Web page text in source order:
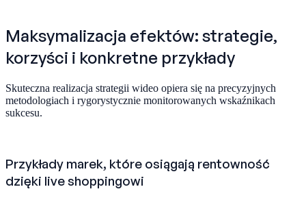
Maksymalizacja efektów: strategie,
korzyści i konkretne przykłady
Skuteczna realizacja strategii wideo opiera się na precyzyjnych
metodologiach i rygorystycznie monitorowanych wskaźnikach
sukcesu.
Przykłady marek, które osiągają rentowność
dzięki live shoppingowi